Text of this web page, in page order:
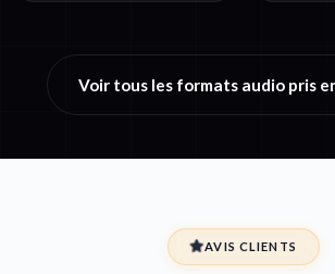
Voir tous les formats audio pris
AVIS CLIENTS